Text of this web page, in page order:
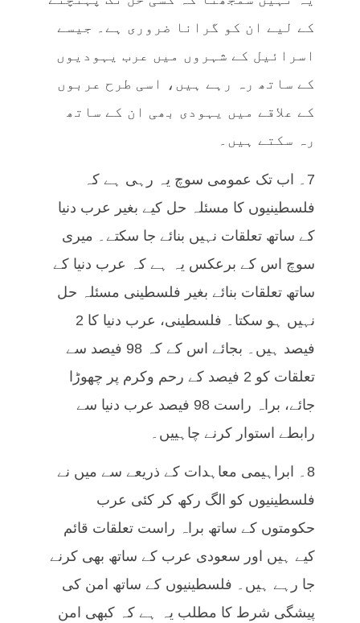
کے لیے ان کو گرانا ضروری ہے۔ جیسے
اسرائیل کے شہروں میں عرب یہودیوں
کے ساتھ رہ رہے ہیں، اسی طرح عربوں
کے علاقے میں یہودی بھی ان کے ساتھ
رہ سکتے ہیں۔
7۔ اب تک عمومی سوچ یہ رہی ہے کہ
فلسطینیوں کا مسئلہ حل کیے بغیر عرب دنیا
کے ساتھ تعلقات نہیں بنائے جا سکتے۔ میری
سوچ اس کے برعکس یہ ہے کہ عرب دنیا کے
ساتھ تعلقات بنائے بغیر فلسطینی مسئلہ حل
نہیں ہو سکتا۔ فلسطینی، عرب دنیا کا 2
فیصد ہیں۔ بجائے اس کے کہ 98 فیصد سے
تعلقات کو 2 فیصد کے رحم وکرم پر چھوڑا
جائے، براہ راست 98 فیصد عرب دنیا سے
رابطے استوار کرنے چاہییں۔
8۔ ابراہیمی معاہدات کے ذریعے سے میں نے
فلسطینیوں کو الگ رکھ کر کئی عرب
حکومتوں کے ساتھ براہ راست تعلقات قائم
کیے ہیں اور سعودی عرب کے ساتھ بھی کرنے
جا رہے ہیں۔ فلسطینیوں کے ساتھ امن کی
پیشگی شرط کا مطلب یہ ہے کہ کبھی امن